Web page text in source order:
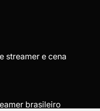
streamer e cena
brasileiro